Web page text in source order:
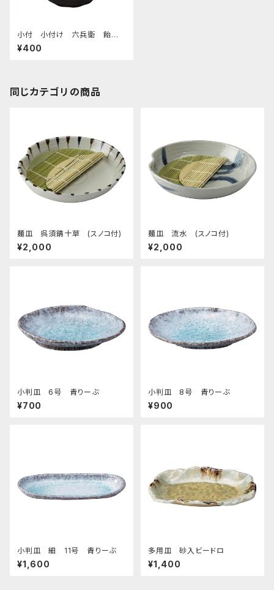
小付 小付け 六兵衛 飴
釉
¥400
同じカテゴリの商品
麺皿 呉須錆十草 (スノコ付)
¥2,000
麺皿 流水 (スノコ付)
¥2,000
小判皿 6号 青りーぶ
¥700
小判皿 8号 青りーぶ
¥900
小判皿 細 11号 青りーぶ
¥1,600
多用皿 砂入ビードロ
¥1,400